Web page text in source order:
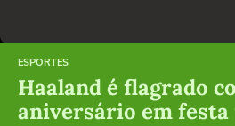
ESPORTES
Haaland é flagrado
aniversário em